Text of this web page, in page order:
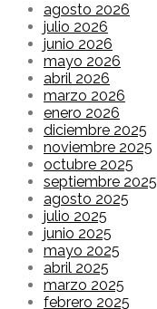
agosto 2026
julio 2026
junio 2026
mayo 2026
abril 2026
marzo 2026
enero 2026
diciembre 2025
noviembre 2025
octubre 2025
septiembre 2025
agosto 2025
julio 2025
junio 2025
mayo 2025
abril 2025
marzo 2025
febrero 2025